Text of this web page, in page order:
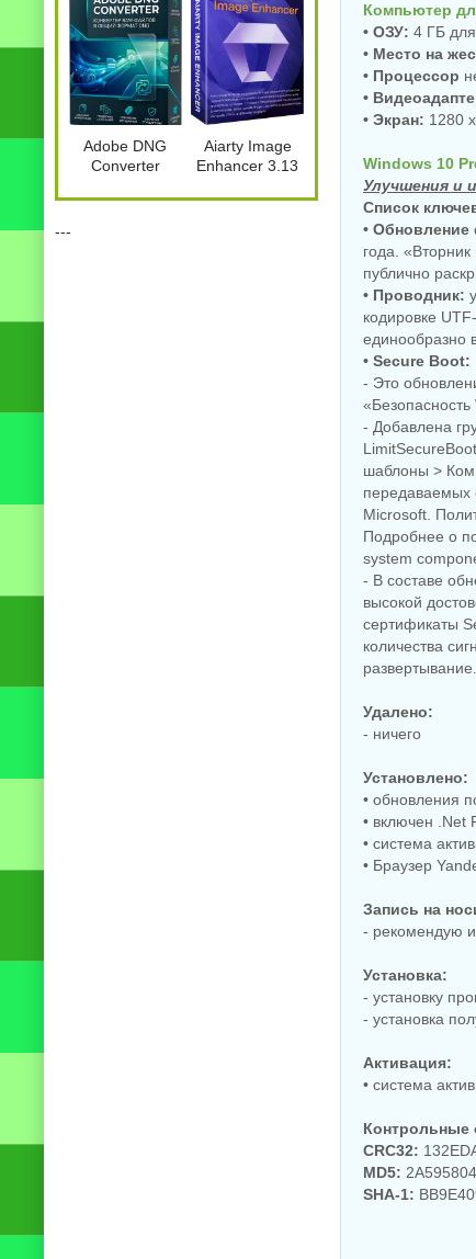
Компьютер
• ОЗУ: 4 ГБ
• Место на
• Процессор
•
• Экран: 1280
Windows 10
Улучшения и
Список
• Обновление
года.
публично
• Проводник:
кодировке
единообразно
• Secure Boot:
- Это
- Добавлена
шаблоны >
передаваемых
Microsoft.
Подробнее о
system
- В составе
высокой
сертификаты
количества
развертывание.
Удалено:
- ничего
Установлено:
• обновления
• включен .Net
• система
• Браузер
Запись на
- рекомендую
Установка:
- установку
- установка
Активация:
• система
Контрольные
CRC32:
MD5:
SHA-1:
Video + 2.3.1
Pro 7.6.5.176
by 7997
Adobe DNG
Converter
7997
Aiarty Image
Enhancer 3.13
---